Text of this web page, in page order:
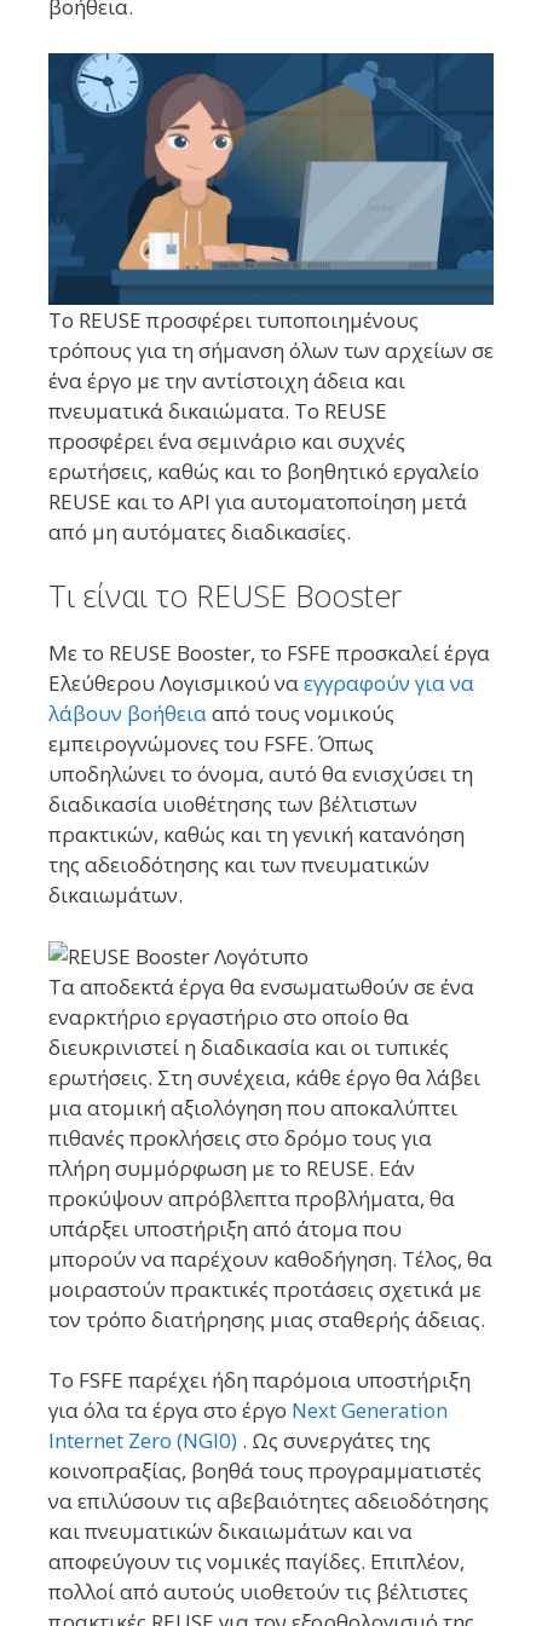
βοήθεια.
Το REUSE προσφέρει τυποποιημένους
τρόπους για τη σήμανση όλων των αρχείων σε
ένα έργο με την αντίστοιχη άδεια και
πνευματικά δικαιώματα. Το REUSE
προσφέρει ένα σεμινάριο και συχνές
ερωτήσεις, καθώς και το βοηθητικό εργαλείο
REUSE και το API για αυτοματοποίηση μετά
από μη αυτόματες διαδικασίες.
Τι είναι το REUSE Booster
Με το REUSE Booster, το FSFE προσκαλεί έργα
Ελεύθερου Λογισμικού ναεγγραφούν για να
λάβουν βοήθειααπό τους νομικούς
εμπειρογνώμονες του FSFE. Όπως
υποδηλώνει το όνομα, αυτό θα ενισχύσει τη
διαδικασία υιοθέτησης των βέλτιστων
πρακτικών, καθώς και τη γενική κατανόηση
της αδειοδότησης και των πνευματικών
δικαιωμάτων.
Τα αποδεκτά έργα θα ενσωματωθούν σε ένα
εναρκτήριο εργαστήριο στο οποίο θα
διευκρινιστεί η διαδικασία και οι τυπικές
ερωτήσεις. Στη συνέχεια, κάθε έργο θα λάβει
μια ατομική αξιολόγηση που αποκαλύπτει
πιθανές προκλήσεις στο δρόμο τους για
πλήρη συμμόρφωση με το REUSE. Εάν
προκύψουν απρόβλεπτα προβλήματα, θα
υπάρξει υποστήριξη από άτομα που
μπορούν να παρέχουν καθοδήγηση. Τέλος, θα
μοιραστούν πρακτικές προτάσεις σχετικά με
τον τρόπο διατήρησης μιας σταθερής άδειας.
Το FSFE παρέχει ήδη παρόμοια υποστήριξη
για όλα τα έργα στο έργο Next Generation
Internet Zero (NGI0) . Ως συνεργάτες της
κοινοπραξίας, βοηθά τους προγραμματιστές
να επιλύσουν τις αβεβαιότητες αδειοδότησης
και πνευματικών δικαιωμάτων και να
αποφεύγουν τις νομικές παγίδες. Επιπλέον,
πολλοί από αυτούς υιοθετούν τις βέλτιστες